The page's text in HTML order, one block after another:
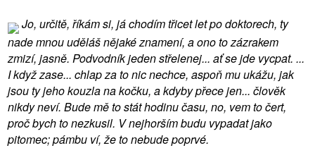
Jo, určitě, říkám si, já chodím třicet let po doktorech, ty
nade mnou uděláš nějaké znamení, a ono to zázrakem
zmizí, jasně. Podvodník jeden střelenej... ať se jde vycpat. ...
I když zase... chlap za to nic nechce, aspoň mu ukážu, jak
jsou ty jeho kouzla na kočku, a kdyby přece jen... člověk
nikdy neví. Bude mě to stát hodinu času, no, vem to čert,
proč bych to nezkusil. V nejhorším budu vypadat jako
pitomec; pámbu ví, že to nebude poprvé.